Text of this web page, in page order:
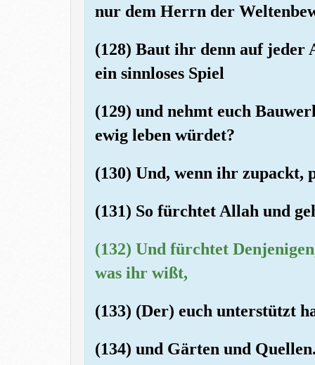
nur dem Herrn der
(128) Baut ihr denn auf jeder
ein sinnloses Spiel
(129) und nehmt euch
ewig leben würdet?
(130) Und, wenn ihr zupackt,
(131) So fürchtet Allah und
(132) Und fürchtet
was ihr wißt,
(133) (Der) euch unterstützt
(134) und Gärten und